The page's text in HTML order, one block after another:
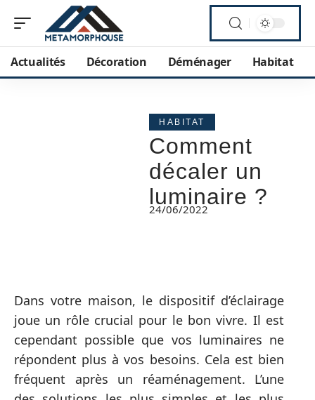
Actualités Décoration Déménager Habitat
HABITAT
Comment
décaler un
luminaire ?
24/06/2022
Dans votre maison, le dispositif d’éclairage
joue un rôle crucial pour le bon vivre. Il est
cependant possible que vos luminaires ne
répondent plus à vos besoins. Cela est bien
fréquent après un réaménagement. L’une